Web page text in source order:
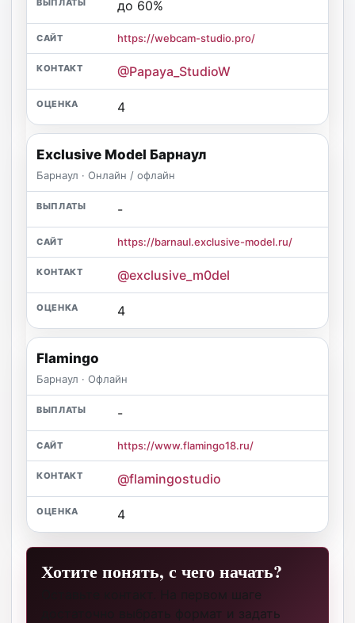
до 60%
https://webcam-studio.pro/
@Papaya_StudioW
4
Exclusive Model Барнаул
Барнаул · Онлайн / офлайн
-
https://barnaul.exclusive-model.ru/
@exclusive_m0del
4
Flamingo
Барнаул · Офлайн
-
https://www.flamingo18.ru/
@flamingostudio
4
Хотите понять, с чего начать?
Оставьте контакт. На первом шаге
достаточно выбрать формат и задать